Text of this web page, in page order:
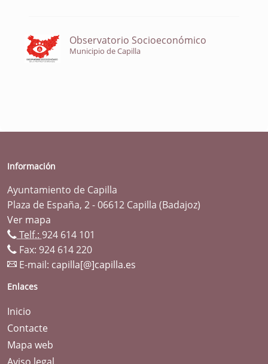
Observatorio Socioeconómico
Municipio de Capilla
Información
Ayuntamiento de Capilla
Plaza de España, 2 - 06612 Capilla (Badajoz)
Ver mapa
Telf.: 924 614 101
Fax: 924 614 220
E-mail: capilla[@]capilla.es
Enlaces
Inicio
Contacte
Mapa web